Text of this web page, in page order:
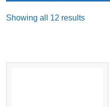
Showing all 12 resultsSorted